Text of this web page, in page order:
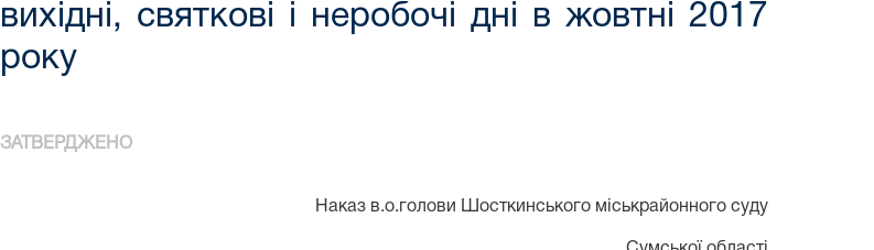
вихідні, святкові і неробочі дні в жовтні 2017
року
ЗАТВЕРДЖЕНО
Наказ в.о.голови Шосткинського міськрайонного суду